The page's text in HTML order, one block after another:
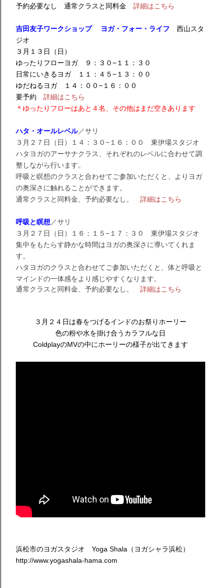
予約必要なし 通常クラスと同料金 詳細はこちら
吉田友子ワークショップ ヨガ・フォー・ライフ 西山スタ
ジオ
３月１３日（日）
ゆったりフローヨガ ９：３０−１１：３０
日常にいきるヨガ １１：４５−１３：００
ゆだねるヨガ １４：００−１６：００
要予約 詳細はこちら
＊ゆったりフローはあと４名、その他はまだ空きあります
ハタ・オールレベル／サリ
３月２７日（日）１４：３０−１６：００ 東伊場スタジオ
ハタヨガのアーサナクラス、それぞれのレベルに合わせて調
整しながら行います。
呼吸と瞑想のクラスと合わせてご参加いただくと、よりヨガ
の奥深さに触れることができます。
通常クラスと同料金、予約必要なし。 詳細はこちら
呼吸と瞑想 ／サリ
３月２７日（日）１６：１５−１７：３０ 東伊場スタジオ
集中をもたらす静かな時間はヨガの奥深さに導いてくれま
す。
ハタヨガのクラスと合わせてご参加いただくと、体と呼吸と
マインドの一体感をより感じやすくなります。
通常クラスと同料金、予約必要なし。 詳細はこちら
３月２４日は春をつげるインドのお祭りホーリー
色の粉や水を掛け合うカラフルな日
ColdplayのMVの中にホーリーの様子が出てきます
浜松市のヨガスタジオ Yoga Shala（ヨガシャラ浜松）
http://www.yogashala-hama.com